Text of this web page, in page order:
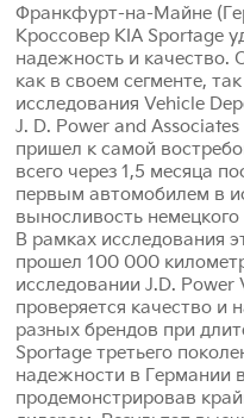
Франкфурт-на-Майне
Кроссовер KIA Sportage
надежность и качество.
как в своем сегменте,
исследования Vehicle
J. D. Power and
пришел к самой
всего через 1,5 месяца
первым автомобилем в
выносливость
В рамках исследования
прошел 100 000
исследовании J.D.
проверяется качество и
разных брендов при
Sportage третьего
надежности в Германии
продемонстрировав